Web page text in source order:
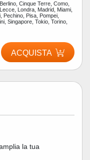
Cinque Terre, Como,
Londra, Madrid, Miami,
Pechino, Pisa, Pompei,
Singapore, Tokio, Torino,
ACQUISTA
la tua